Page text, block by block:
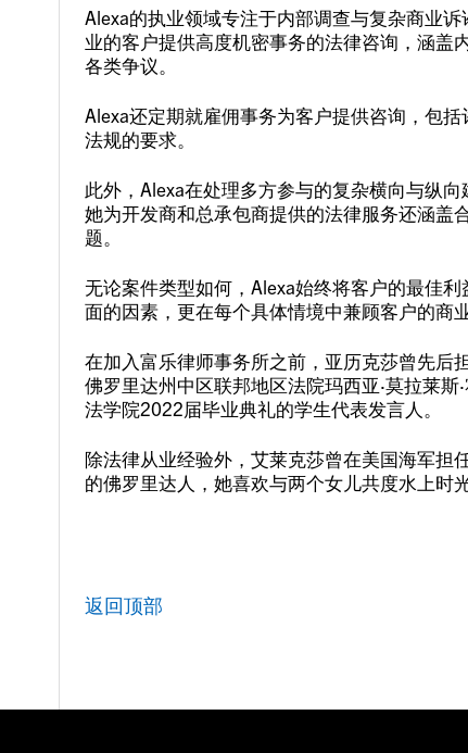
Alexa的执业领域专注于内部调查与复杂商业
业的客户提供高度机密事务的法律咨询，涵盖
各类争议。
Alexa还定期就雇佣事务为客户提供咨询，包
法规的要求。
此外，Alexa在处理多方参与的复杂横向与纵
她为开发商和总承包商提供的法律服务还涵盖
题。
无论案件类型如何，Alexa始终将客户的最佳
面的因素，更在每个具体情境中兼顾客户的商业
在加入富乐律师事务所之前，亚历克莎曾先后
佛罗里达州中区联邦地区法院玛西亚·莫拉莱
法学院2022届毕业典礼的学生代表发言人。
除法律从业经验外，艾莱克莎曾在美国海军担
的佛罗里达人，她喜欢与两个女儿共度水上时光
返回顶部